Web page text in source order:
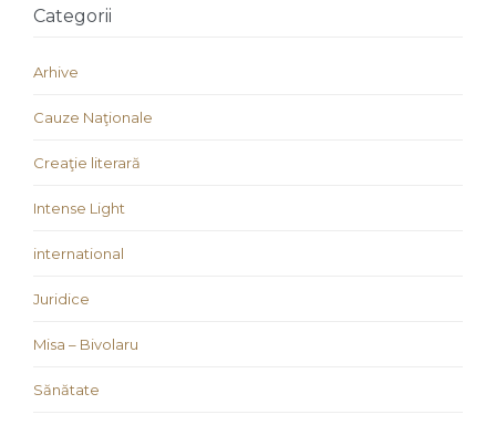
Categorii
Arhive
Cauze Naţionale
Creaţie literară
Intense Light
international
Juridice
Misa – Bivolaru
Sănătate